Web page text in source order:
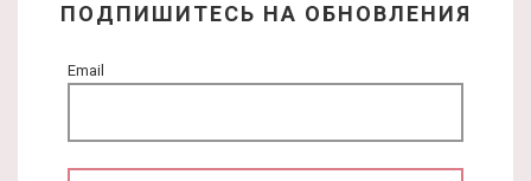
ПОДПИШИТЕСЬ НА ОБНОВЛЕНИЯ
Email